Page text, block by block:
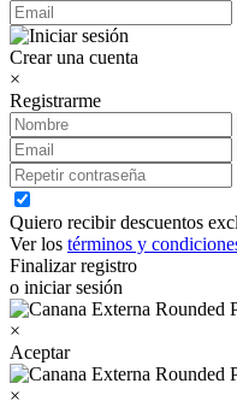
Crear una cuenta
×
Registrarme
Quiero recibir descuentos
Ver los términos y
Finalizar registro
o iniciar sesión
×
Aceptar
×